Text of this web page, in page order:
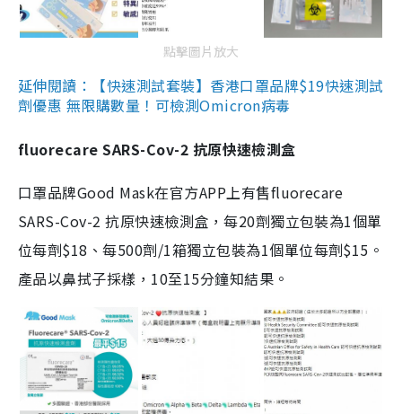
點擊圖片放大
延伸閱讀：【快速測試套裝】香港口罩品牌$19快速測試
劑優惠 無限購數量！可檢測Omicron病毒
fluorecare SARS-Cov-2 抗原快速檢測盒
口罩品牌Good Mask在官方APP上有售fluorecare
SARS-Cov-2 抗原快速檢測盒，每20劑獨立包裝為1個單
位每劑$18、每500劑/1箱獨立包裝為1個單位每劑$15。
產品以鼻拭子採樣，10至15分鐘知結果。